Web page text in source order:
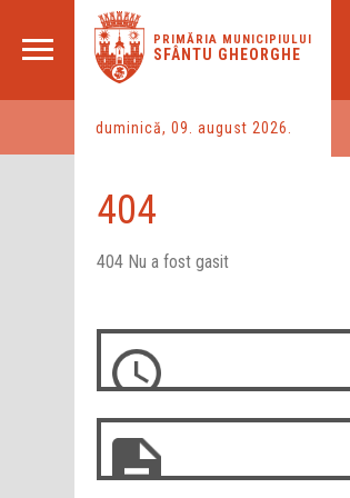
PRIMĂRIA MUNICIPIULUI
SFÂNTU GHEORGHE
duminică, 09. august 2026.
404
404 Nu a fost gasit